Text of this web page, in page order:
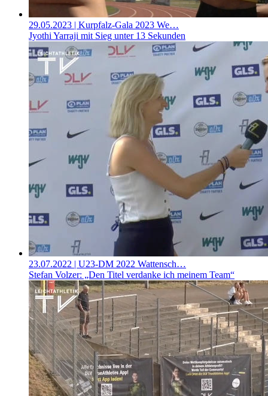
29.05.2023 | Kurpfalz-Gala 2023 We…
Jyothi Yarraji mit Sieg unter 13 Sekunden
23.07.2022 | U23-DM 2022 Wattensch…
Stefan Volzer: „Den Titel verdanke ich meinem Team“